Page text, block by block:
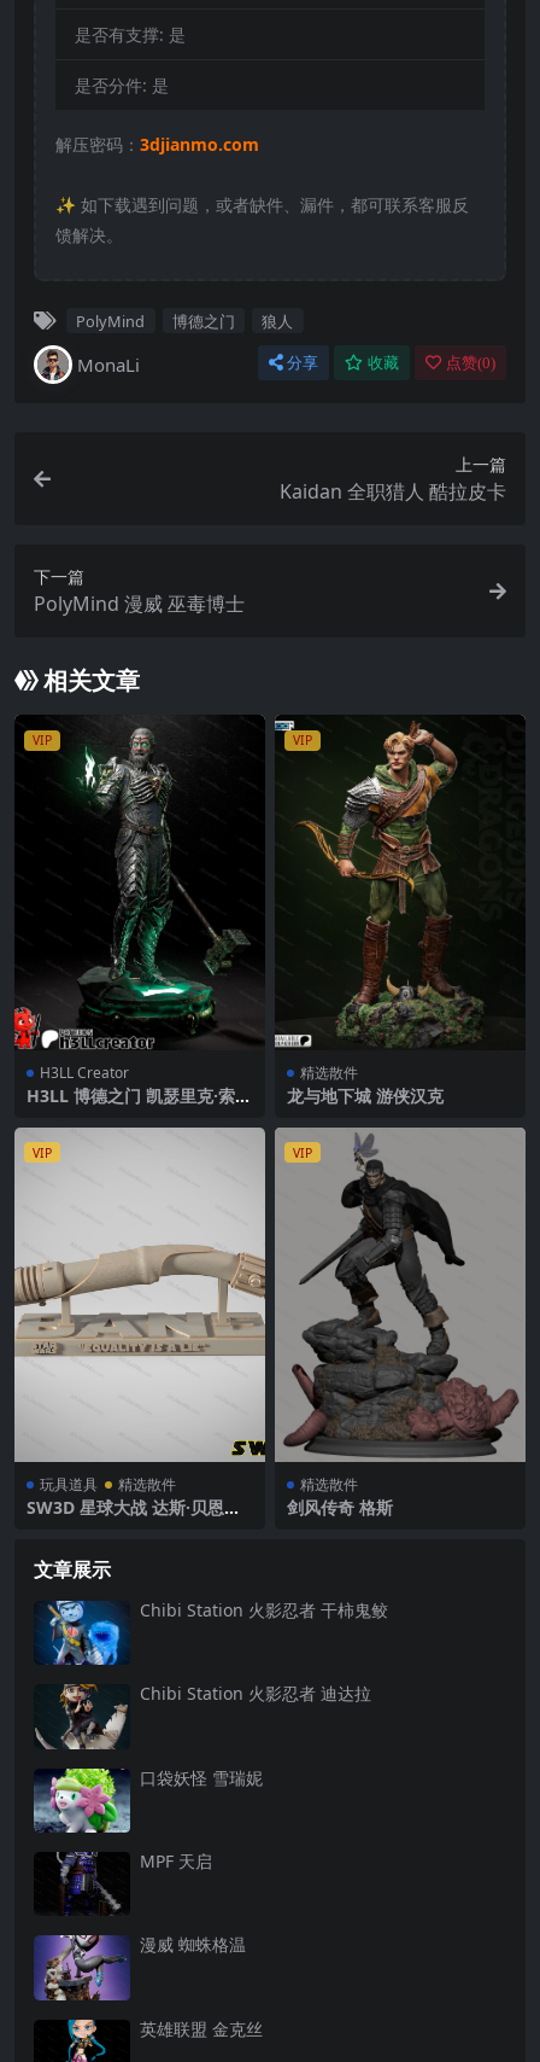
是否有支撑: 是
是否分件: 是
解压密码： 3djianmo.com
✨️ 如下载遇到问题，或者缺件、漏件，都可联系客服反
馈解决。
PolyMind 博德之门 狼人
MonaLi 分享 收藏 点赞(0)
上一篇
Kaidan 全职猎人 酷拉皮卡
下一篇
PolyMind 漫威 巫毒博士
相关文章
VIP
H3LL Creator
H3LL 博德之门 凯瑟里克·索姆
VIP
精选散件
龙与地下城 游侠汉克
VIP
玩具道具 精选散件
SW3D 星球大战 达斯·贝恩的
VIP
精选散件
剑风传奇 格斯
文章展示
Chibi Station 火影忍者 干柿鬼鲛
Chibi Station 火影忍者 迪达拉
口袋妖怪 雪瑞妮
MPF 天启
漫威 蜘蛛格温
英雄联盟 金克丝